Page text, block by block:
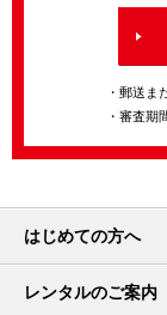
・郵送ま
・審査期
はじめての方へ
レンタルのご案内